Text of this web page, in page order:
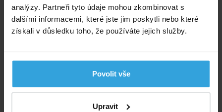
analýzy. Partneři tyto údaje mohou zkombinovat s
dalšími informacemi, které jste jim poskytli nebo které
získali v důsledku toho, že používáte jejich služby.
Povolit vše
Upravit
2 290,- Kč
do košíku